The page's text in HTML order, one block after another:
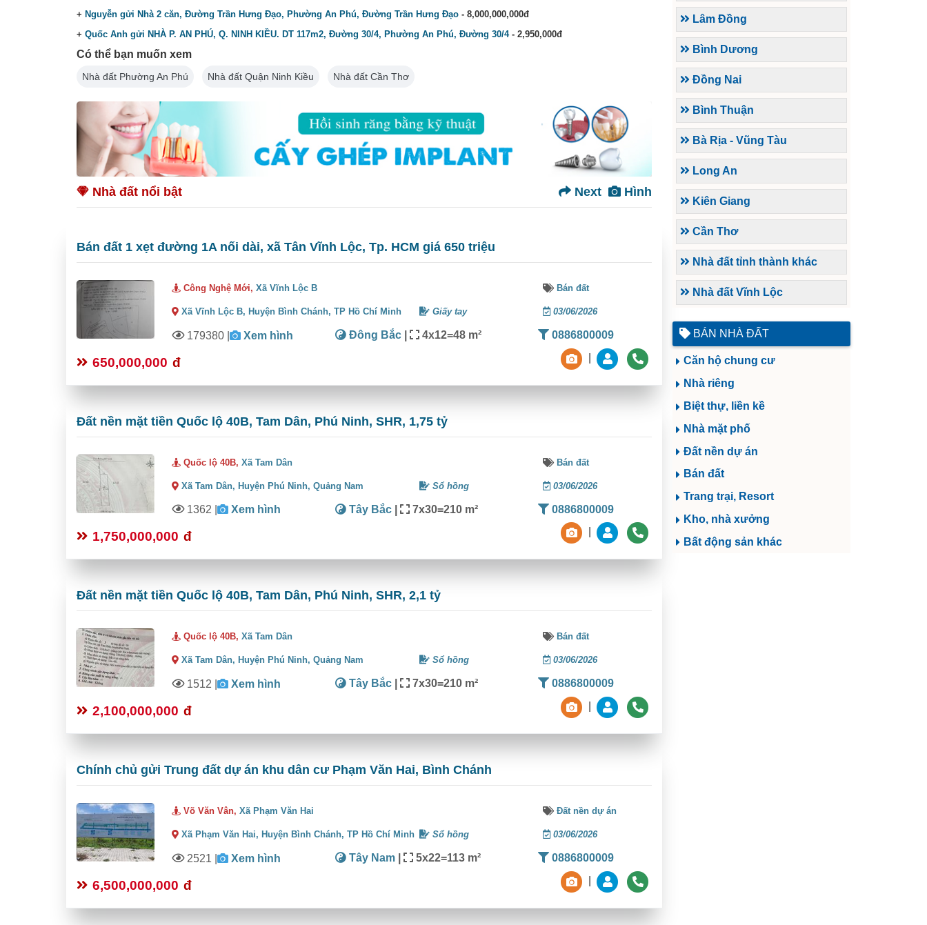
+ Nguyễn gửi Nhà 2 căn, Đường Trần Hưng Đạo, Phường An Phú, Đường Trần Hưng Đạo - 8,000,000,000đ
+ Quốc Anh gửi NHÀ P. AN PHÚ, Q. NINH KIỀU. DT 117m2, Đường 30/4, Phường An Phú, Đường 30/4- 2,950,000đ
Có thể bạn muốn xem
Nhà đất Phường An Phú Nhà đất Quận Ninh Kiều Nhà đất Cần Thơ
Nhà đất nổi bật Hình
Next
Bán đất 1 xẹt đường 1A nối dài, xã Tân Vĩnh Lộc, Tp. HCM giá 650 triệu
Công Nghệ Mới,Xã Vĩnh Lộc B Bán đất
Xã Vĩnh Lộc B, Huyện Bình Chánh,TP Hồ Chí Minh Giấy tay 03/06/2026
179380 | Xem hình Đông Bắc| 4x12=48 m² 0886800009
650,000,000 đ
Đất nền mặt tiền Quốc lộ 40B, Tam Dân, Phú Ninh, SHR, 1,75 tỷ
Quốc lộ 40B,Xã Tam Dân Bán đất
Xã Tam Dân, Huyện Phú Ninh,Quảng Nam Sổ hồng 03/06/2026
1362 | Xem hình Tây Bắc| 7x30=210 m² 0886800009
1,750,000,000 đ
Đất nền mặt tiền Quốc lộ 40B, Tam Dân, Phú Ninh, SHR, 2,1 tỷ
Quốc lộ 40B,Xã Tam Dân Bán đất
Xã Tam Dân, Huyện Phú Ninh,Quảng Nam Sổ hồng 03/06/2026
1512 | Xem hình Tây Bắc| 7x30=210 m² 0886800009
2,100,000,000 đ
Chính chủ gửi Trung đất dự án khu dân cư Phạm Văn Hai, Bình Chánh
Võ Văn Vân,Xã Phạm Văn Hai Đất nền dự án
Xã Phạm Văn Hai, Huyện Bình Chánh,TP Hồ Chí Minh Sổ hồng 03/06/2026
2521 | Xem hình Tây Nam| 5x22=113 m² 0886800009
6,500,000,000 đ
Lâm Đồng
Bình Dương
Đồng Nai
Bình Thuận
Bà Rịa - Vũng Tàu
Long An
Kiên Giang
Cần Thơ
Nhà đất tỉnh thành khác
Nhà đất Vĩnh Lộc
BÁN NHÀ ĐẤT
Căn hộ chung cư
Nhà riêng
Biệt thự, liền kề
Nhà mặt phố
Đất nền dự án
Bán đất
Trang trại, Resort
Kho, nhà xưởng
Bất động sản khác